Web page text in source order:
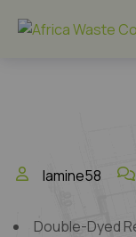
lamine58
Double-Dyed